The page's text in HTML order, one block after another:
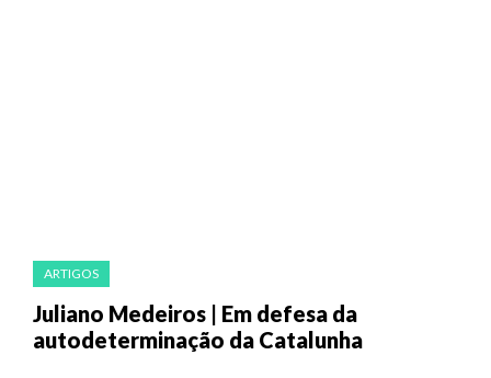
ARTIGOS
Juliano Medeiros | Em defesa da
autodeterminação da Catalunha